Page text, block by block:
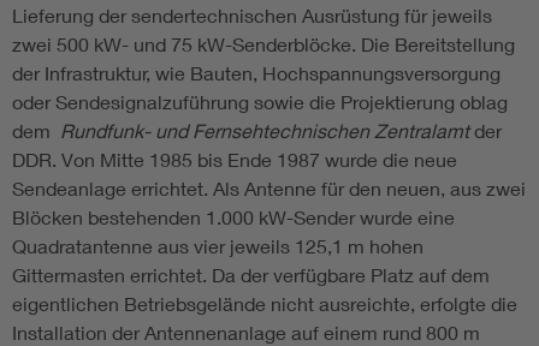
Lieferung der sendertechnischen Ausrüstung für jeweils
zwei 500 kW- und 75 kW-Senderblöcke. Die Bereitstellung
der Infrastruktur, wie Bauten, Hochspannungsversorgung
oder Sendesignalzuführung sowie die Projektierung oblag
dem Rundfunk- und Fernsehtechnischen Zentralamtder
DDR. Von Mitte 1985 bis Ende 1987 wurde die neue
Sendeanlage errichtet. Als Antenne für den neuen, aus zwei
Blöcken bestehenden 1.000 kW-Sender wurde eine
Quadratantenne aus vier jeweils 125,1 m hohen
Gittermasten errichtet. Da der verfügbare Platz auf dem
eigentlichen Betriebsgelände nicht ausreichte, erfolgte die
Installation der Antennenanlage auf einem rund 800 m